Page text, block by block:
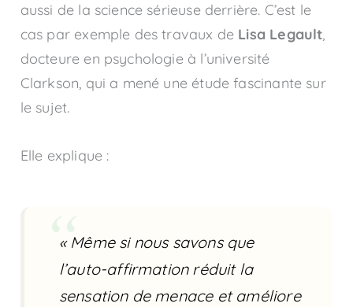
aussi de la science sérieuse derrière. C’est le
cas par exemple des travaux de Lisa Legault,
docteure en psychologie à l’université
Clarkson, qui a mené une étude fascinante sur
le sujet.
Elle explique :
« Même si nous savons que
l’auto-affirmation réduit la
sensation de menace et améliore